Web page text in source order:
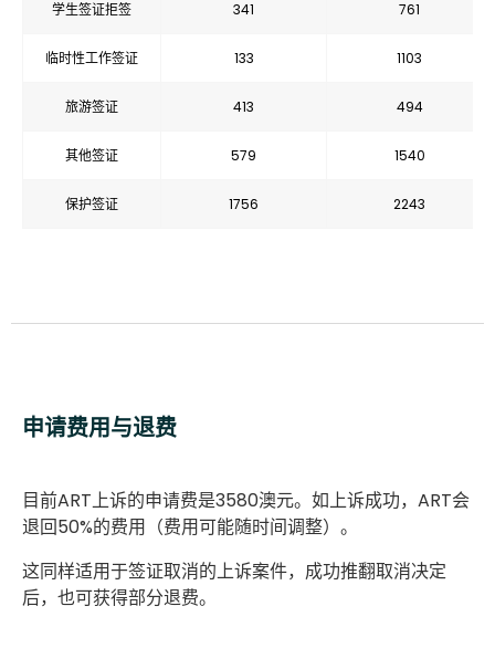
学生签证拒签 341 761
临时性工作签证 133 1103
旅游签证 413 494
其他签证 579 1540
保护签证 1756 2243
申请费用与退费
目前ART上诉的申请费是3580澳元。如上诉成功，ART会
退回50%的费用（费用可能随时间调整）。
这同样适用于签证取消的上诉案件，成功推翻取消决定
后，也可获得部分退费。